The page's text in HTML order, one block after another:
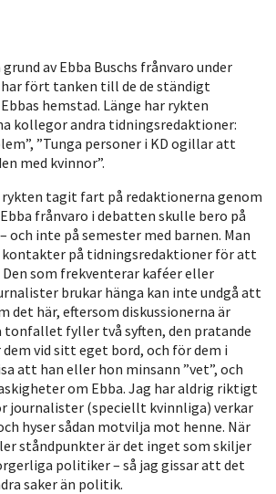
av Ebba Buschs frånvaro under
fört tanken till de de ständigt
hemstad. Länge har rykten
kollegor andra tidningsredaktioner:
”Tunga personer i KD ogillar att
med kvinnor”.
rykten tagit fart på redaktionerna genom
frånvaro i debatten skulle bero på
och inte på semester med barnen. Man
kontakter på tidningsredaktioner för att
Den som frekventerar kaféer eller
brukar hänga kan inte undgå att
det här, eftersom diskussionerna är
tonfallet fyller två syften, den pratande
vid sitt eget bord, och för dem i
att han eller hon minsann ”vet”, och
om Ebba. Jag har aldrig riktigt
journalister (speciellt kvinnliga) verkar
hyser sådan motvilja mot henne. När
ståndpunkter är det inget som skiljer
politiker – så jag gissar att det
saker än politik.